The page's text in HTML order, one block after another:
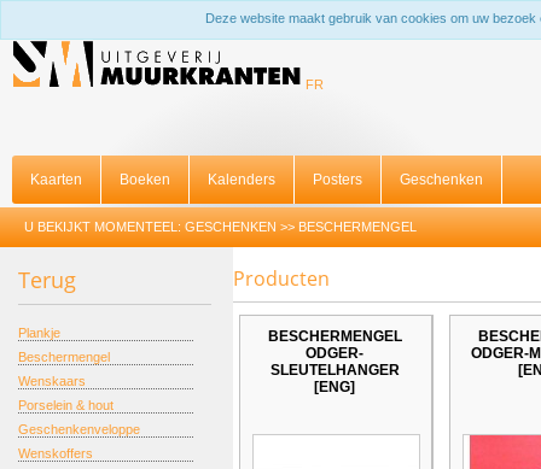
Deze website maakt gebruik van cookies om uw
FR
Kaarten Boeken Kalenders Posters Geschenken
U BEKIJKT MOMENTEEL: GESCHENKEN >> BESCHERMENGEL
Terug
Plankje
Beschermengel
Wenskaars
Porselein & hout
Geschenkenveloppe
Wenskoffers
Producten
BESCHERMENGEL
ODGER-
SLEUTELHANGER
[ENG]
ODGER-